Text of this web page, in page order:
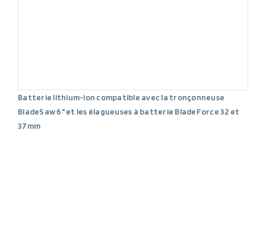
Batterie lithium-ion compatible avec la tronçonneuse
BladeSaw 6" et les élagueuses à batterie BladeForce 32 et
37mm